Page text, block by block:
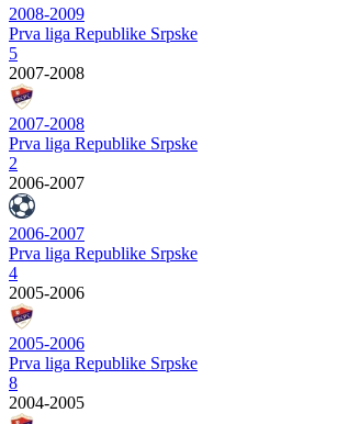
2008-2009
Prva liga Republike Srpske
5
2007-2008
2007-2008
Prva liga Republike Srpske
2
2006-2007
2006-2007
Prva liga Republike Srpske
4
2005-2006
2005-2006
Prva liga Republike Srpske
8
2004-2005